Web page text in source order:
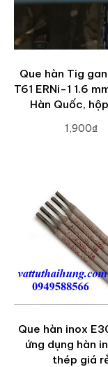
Que hàn Tig
T61 ERNi-1 1.6
Hàn Quốc,
1,900₫
Que hàn inox
ứng dụng hàn
thép giá